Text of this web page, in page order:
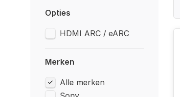
Opties
HDMI ARC / eARC
Merken
Alle merken